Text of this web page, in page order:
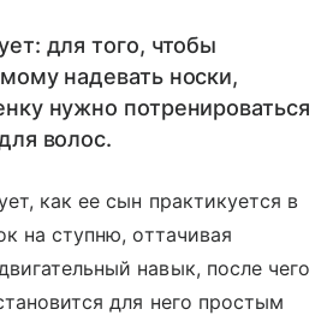
для того, чтобы
надевать носки,
нужно потренироваться
волос.
как ее сын практикуется в
на ступню, оттачивая
навык, после чего
для него простым